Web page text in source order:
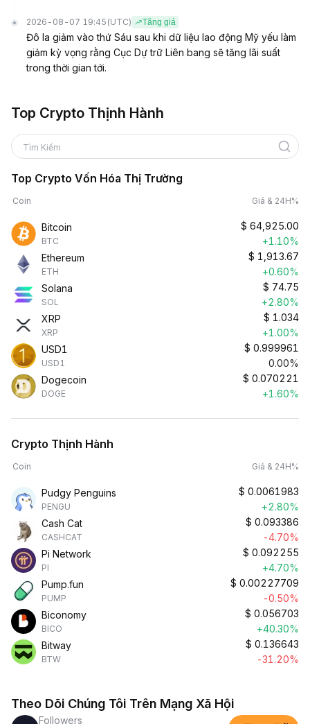
2026-08-07 19:45 (UTC) Tăng giá
Đô la giảm vào thứ Sáu sau khi dữ liệu lao động Mỹ yếu làm
giảm kỳ vọng rằng Cục Dự trữ Liên bang sẽ tăng lãi suất
trong thời gian tới.
Top Crypto Thịnh Hành
Tìm Kiếm
Top Crypto Vốn Hóa Thị Trường
Coin Giá & 24H%
Bitcoin
BTC
$ 64,925.00
+1.10%
Ethereum
ETH
$ 1,913.67
+0.60%
Solana
SOL
$ 74.75
+2.80%
XRP
XRP
$ 1.034
+1.00%
USD1
USD1
$ 0.999961
0.00%
Dogecoin
DOGE
$ 0.070221
+1.60%
Crypto Thịnh Hành
Coin Giá & 24H%
Pudgy Penguins
PENGU
$ 0.0061983
+2.80%
Cash Cat
CASHCAT
$ 0.093386
-4.70%
Pi Network
PI
$ 0.092255
+4.70%
Pump.fun
PUMP
$ 0.00227709
-0.50%
Biconomy
BICO
$ 0.056703
+40.30%
Bitway
BTW
$ 0.136643
-31.20%
Theo Dõi Chúng Tôi Trên Mạng Xã Hội
Followers